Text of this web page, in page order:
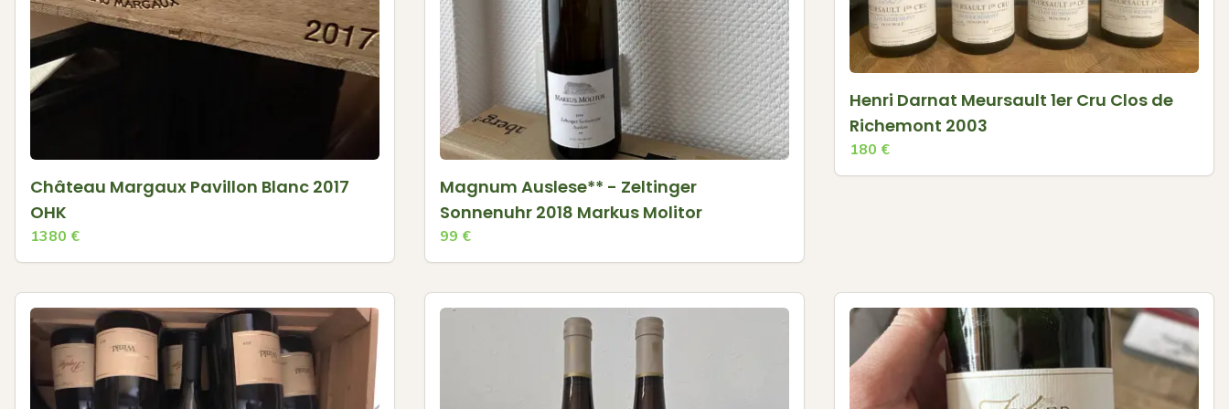
Château Margaux Pavillon Blanc 2017
OHK
1380 €
Magnum Auslese** - Zeltinger
Sonnenuhr 2018 Markus Molitor
99 €
Henri Darnat Meursault 1er Cru Clos de
Richemont 2003
180 €